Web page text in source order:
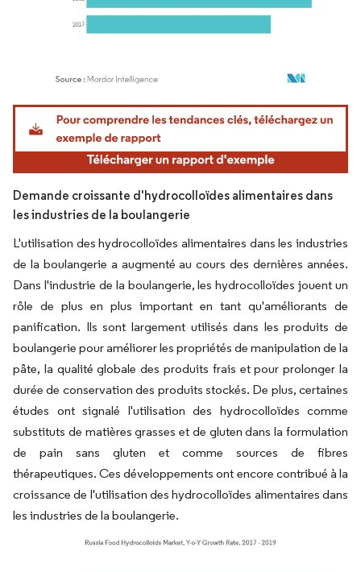
Image © Mordor Intelligence. La réutilisation nécessite une attribution sous CC BY
Demande croissante d'hydrocolloïdes alimentaires dans
les industries de la boulangerie
L'utilisation des hydrocolloïdes alimentaires dans les industries
de la boulangerie a augmenté au cours des dernières années.
Dans l'industrie de la boulangerie, les hydrocolloïdes jouent un
rôle de plus en plus important en tant qu'améliorants de
panification. Ils sont largement utilisés dans les produits de
boulangerie pour améliorer les propriétés de manipulation de la
pâte, la qualité globale des produits frais et pour prolonger la
durée de conservation des produits stockés. De plus, certaines
études ont signalé l'utilisation des hydrocolloïdes comme
substituts de matières grasses et de gluten dans la formulation
de pain sans gluten et comme sources de fibres
thérapeutiques. Ces développements ont encore contribué à la
croissance de l'utilisation des hydrocolloïdes alimentaires dans
les industries de la boulangerie.